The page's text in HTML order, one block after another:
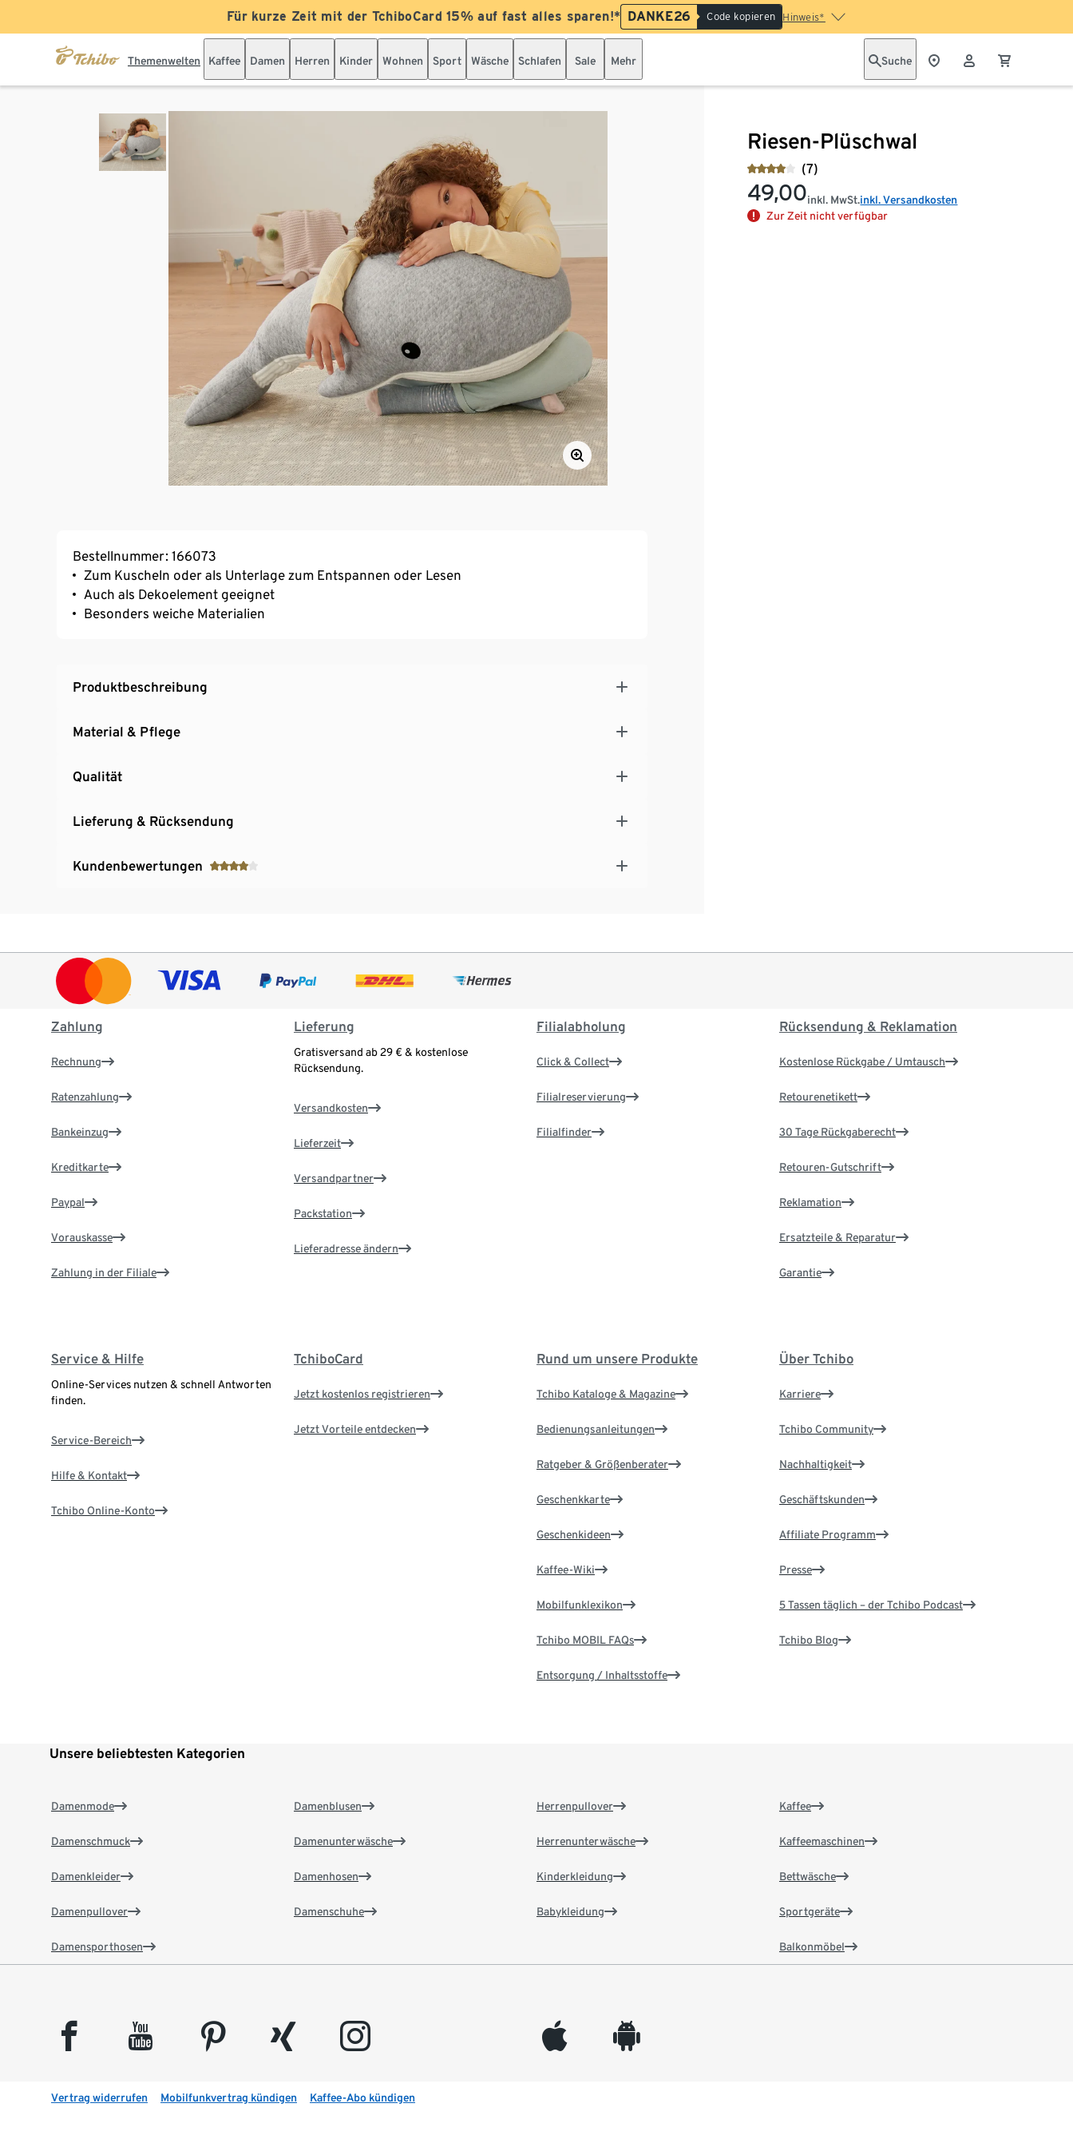
Für kurze Zeit mit der TchiboCard 15% auf fast alles sparen!* DANKE26 Code kopieren Hinweis*
Themenwelten Kaffee Damen Herren Kinder Wohnen Sport Wäsche Schlafen Sale Mehr Suche
Riesen-Plüschwal
(7)
49,00inkl. MwSt.inkl. Versandkosten
Zur Zeit nicht verfügbar
Bestellnummer: 166073
Zum Kuscheln oder als Unterlage zum Entspannen oder Lesen
Auch als Dekoelement geeignet
Besonders weiche Materialien
Produktbeschreibung
Material & Pflege
Qualität
Lieferung & Rücksendung
Kundenbewertungen
Zahlung
Rechnung
Ratenzahlung
Bankeinzug
Kreditkarte
Paypal
Vorauskasse
Zahlung in der Filiale
Lieferung
Gratisversand ab 29 € & kostenlose
Rücksendung.
Versandkosten
Lieferzeit
Versandpartner
Packstation
Lieferadresse ändern
Filialabholung
Click & Collect
Filialreservierung
Filialfinder
Rücksendung & Reklamation
Kostenlose Rückgabe / Umtausch
Retourenetikett
30 Tage Rückgaberecht
Retouren-Gutschrift
Reklamation
Ersatzteile & Reparatur
Garantie
Service & Hilfe
Online-Services nutzen & schnell Antworten
finden.
Service-Bereich
Hilfe & Kontakt
Tchibo Online-Konto
TchiboCard
Jetzt kostenlos registrieren
Jetzt Vorteile entdecken
Rund um unsere Produkte
Tchibo Kataloge & Magazine
Bedienungsanleitungen
Ratgeber & Größenberater
Geschenkkarte
Geschenkideen
Kaffee-Wiki
Mobilfunklexikon
Tchibo MOBIL FAQs
Entsorgung / Inhaltsstoffe
Über Tchibo
Karriere
Tchibo Community
Nachhaltigkeit
Geschäftskunden
Affiliate Programm
Presse
5 Tassen täglich – der Tchibo Podcast
Tchibo Blog
Unsere beliebtesten Kategorien
Damenmode
Damenschmuck
Damenkleider
Damenpullover
Damensporthosen
Damenblusen
Damenunterwäsche
Damenhosen
Damenschuhe
Herrenpullover
Herrenunterwäsche
Kinderkleidung
Babykleidung
Kaffee
Kaffeemaschinen
Bettwäsche
Sportgeräte
Balkonmöbel
facebook youtube pinterest xing instagram appleinc android
Vertrag widerrufen Mobilfunkvertrag kündigen Kaffee-Abo kündigen